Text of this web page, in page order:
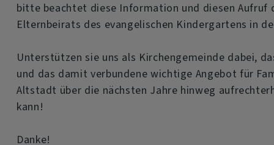
bitte beachtet diese Information und diesen Aufruf
Elternbeirats des evangelischen Kindergartens in
Unterstützen sie uns als Kirchengemeinde dabei,
und das damit verbundene wichtige Angebot für
Altstadt über die nächsten Jahre hinweg
kann!
Danke!